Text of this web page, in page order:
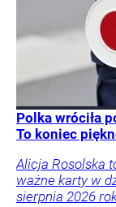
Polka wróciła
To koniec
Alicja Rosolska
ważne karty w
sierpnia 2026